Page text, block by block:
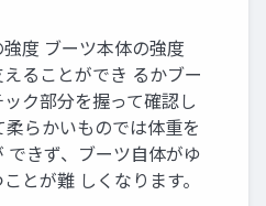
度 ブーツ本体の強度
ることができ るかブー
ク部分を握って確認し
柔らかいものでは体重を
できず、ブーツ自体がゆ
とが難 しくなります。